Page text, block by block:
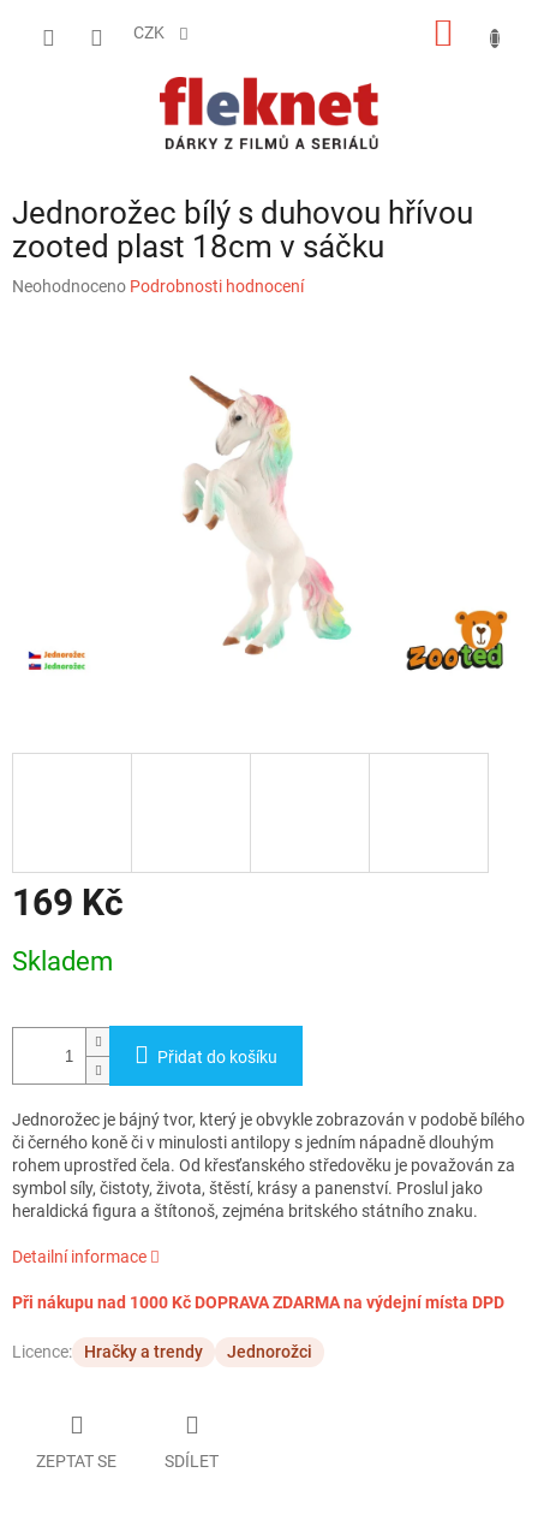
CZK
Jednorožec bílý s duhovou hřívou
zooted plast 18cm v sáčku
Průměrné
Neohodnoceno Podrobnosti hodnocení
169 Kč
cena:
Skladem
Přidat do košíku
Jednorožec je bájný tvor, který je obvykle zobrazován v podobě bílého
či černého koně či v minulosti antilopy s jedním nápadně dlouhým
rohem uprostřed čela. Od křesťanského středověku je považován za
symbol síly, čistoty, života, štěstí, krásy a panenství. Proslul jako
heraldická figura a štítonoš, zejména britského státního znaku.
Detailní informace
Při nákupu nad 1000 Kč DOPRAVA ZDARMA na výdejní místa DPD
Licence: Hračky a trendy Jednorožci
ZEPTAT SE SDÍLET